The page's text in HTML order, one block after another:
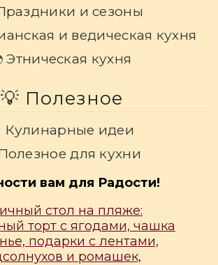
и сезоны
и ведическая кухня
Этническая кухня
💡 Полезное
Кулинарные идеи
для кухни
вам для Радости!